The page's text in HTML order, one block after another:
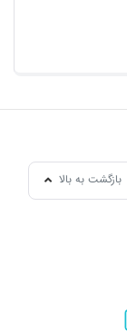
بازگشت به بالا